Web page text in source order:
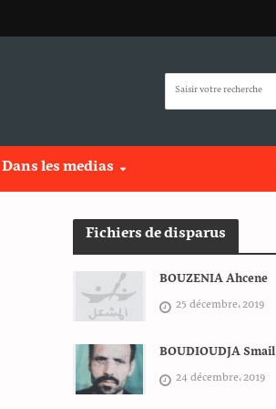
Dans les medias
Fichiers de disparus
BOUZENIA Ahcene
25 décembre، 2019
BOUDIOUDJA Smail
24 décembre، 2019